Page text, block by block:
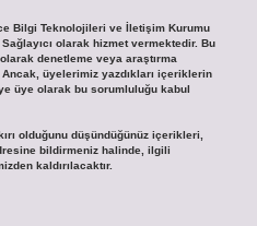
Bilgi Teknolojileri ve İletişim Kurumu
olarak hizmet vermektedir. Bu
denetleme veya araştırma
üyelerimiz yazdıkları içeriklerin
üye olarak bu sorumluluğu kabul
olduğunu düşündüğünüz içerikleri,
bildirmeniz halinde, ilgili
kaldırılacaktır.